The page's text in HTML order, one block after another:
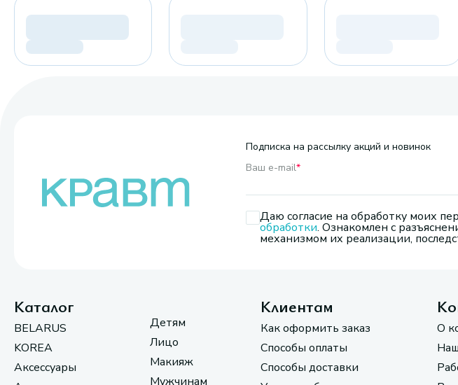
Подписка на рассылку акций и новинок
Ваш e-mail*
Даю согласие на обработку моих
обработки. Ознакомлен с
механизмом их реализации,
Каталог
BELARUS
KOREA
Аксессуары
Детям
Лицо
Макияж
Мужчинам
Клиентам
Как оформить заказ
Способы оплаты
Способы доставки
О